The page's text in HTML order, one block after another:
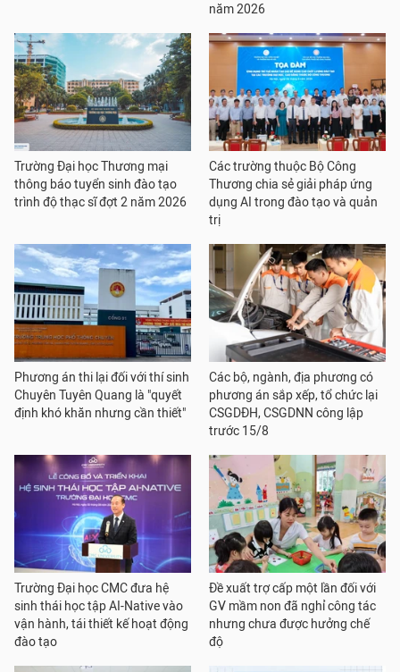
năm 2026
Trường Đại học Thương mại
thông báo tuyển sinh đào tạo
trình độ thạc sĩ đợt 2 năm 2026
Các trường thuộc Bộ Công
Thương chia sẻ giải pháp ứng
dụng AI trong đào tạo và quản
trị
Phương án thi lại đối với thí sinh
Chuyên Tuyên Quang là "quyết
định khó khăn nhưng cần thiết"
Các bộ, ngành, địa phương có
phương án sắp xếp, tổ chức lại
CSGDĐH, CSGDNN công lập
trước 15/8
Trường Đại học CMC đưa hệ
sinh thái học tập AI-Native vào
vận hành, tái thiết kế hoạt động
đào tạo
Đề xuất trợ cấp một lần đối với
GV mầm non đã nghỉ công tác
nhưng chưa được hưởng chế
độ